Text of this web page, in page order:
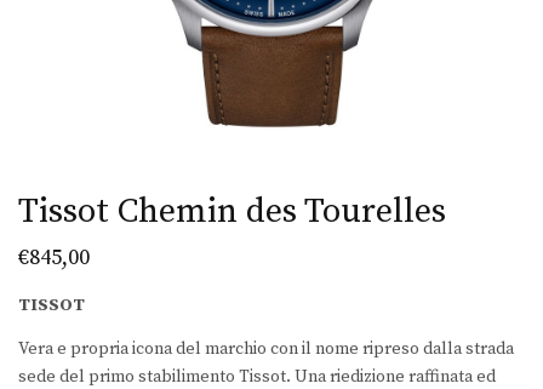
Tissot Chemin des Tourelles
€845,00
TISSOT
Vera e propria icona del marchio con il nome ripreso dalla strada
sede del primo stabilimento Tissot. Una riedizione raffinata ed